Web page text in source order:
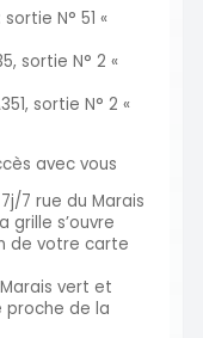
N° 51 «
sortie N° 2 «
sortie N° 2 «
avec vous
7 rue du Marais
grille s’ouvre
de votre carte
vert et
de la